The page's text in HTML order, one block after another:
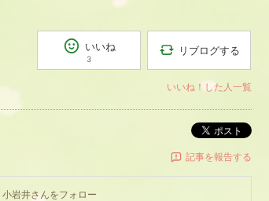
いいね
3
リブログする
いいね！した人一覧
ポスト
記事を報告する
小岩井さんをフォロー